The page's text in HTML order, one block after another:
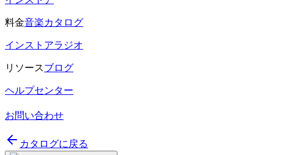
料金音楽カタログ
インストアラジオ
リソースブログ
ヘルプセンター
お問い合わせ
カタログに戻る